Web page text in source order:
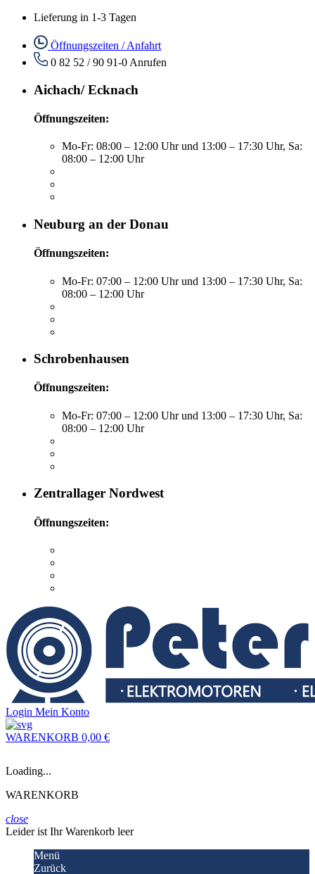
Lieferung in 1-3 Tagen
Öffnungszeiten / Anfahrt
0 82 52 / 90 91-0 Anrufen
Aichach/ Ecknach
Öffnungszeiten:
Mo-Fr: 08:00 – 12:00 Uhr und 13:00 – 17:30 Uhr, Sa:
08:00 – 12:00 Uhr
Neuburg an der Donau
Öffnungszeiten:
Mo-Fr: 07:00 – 12:00 Uhr und 13:00 – 17:30 Uhr, Sa:
08:00 – 12:00 Uhr
Schrobenhausen
Öffnungszeiten:
Mo-Fr: 07:00 – 12:00 Uhr und 13:00 – 17:30 Uhr, Sa:
08:00 – 12:00 Uhr
Zentrallager Nordwest
Öffnungszeiten:
Login Mein Konto
WARENKORB 0,00 €
Loading...
WARENKORB
close
Leider ist Ihr Warenkorb leer
Menü
Zurück